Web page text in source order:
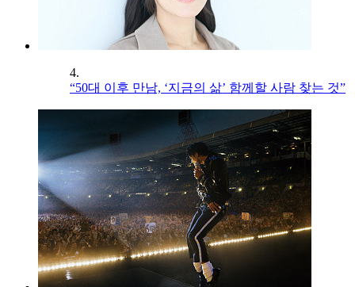
4.
“50대 이후 만남, ‘지금의 삶’ 함께할 사람 찾는 것”